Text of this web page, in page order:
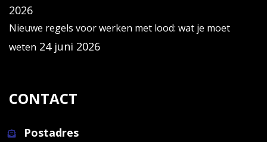
2026
Nieuwe regels voor werken met lood: wat je moet
weten 24 juni 2026
CONTACT
Postadres